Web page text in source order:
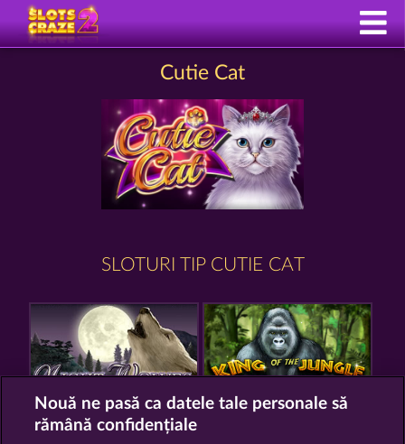
Cutie Cat
SLOTURI TIP CUTIE CAT
NIGHT WOLVES KING OF THE JUNGLE
Nouă ne pasă ca datele tale personale să
rămână confidențiale